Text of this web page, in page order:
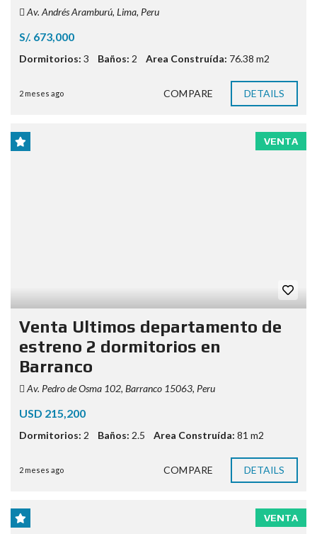
Av. Andrés Aramburú, Lima, Peru
S/. 673,000
Dormitorios: 3 Baños: 2 Area Construída: 76.38 m2
2 meses ago COMPARE DETAILS
VENTA
Venta Ultimos departamento de
estreno 2 dormitorios en
Barranco
Av. Pedro de Osma 102, Barranco 15063, Peru
USD 215,200
Dormitorios: 2 Baños: 2.5 Area Construída: 81 m2
2 meses ago COMPARE DETAILS
VENTA